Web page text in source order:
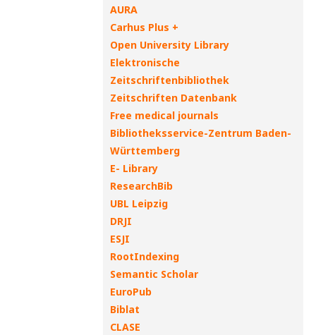
AURA
Carhus Plus +
Open University Library
Elektronische
Zeitschriftenbibliothek
Zeitschriften Datenbank
Free medical journals
Bibliotheksservice-Zentrum Baden-
Württemberg
E- Library
ResearchBib
UBL Leipzig
DRJI
ESJI
RootIndexing
Semantic Scholar
EuroPub
Biblat
CLASE